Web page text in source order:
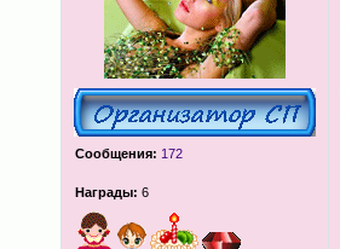
Сообщения: 172
Награды: 6